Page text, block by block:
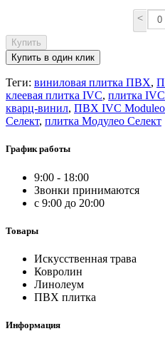
<
Купить
Купить в один клик
Теги: виниловая плитка ПВХ,
клеевая плитка IVC, плитка
кварц-винил, ПВХ IVC Moduleo
Селект, плитка Модулео Селект
График работы
9:00 - 18:00
Звонки принимаются
с 9:00 до 20:00
Товары
Искусственная трава
Ковролин
Линолеум
ПВХ плитка
Информация